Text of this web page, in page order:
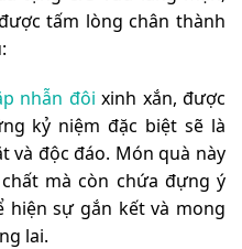
tấm lòng chân thành
nhẫn đôi xinh xắn, được
kỷ niệm đặc biệt sẽ là
và độc đáo. Món quà này
mà còn chứa đựng ý
hiện sự gắn kết và mong
lai.